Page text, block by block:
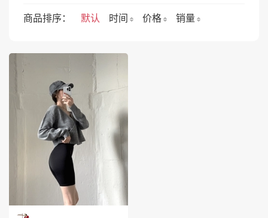
商品排序： 默认 时间 价格 销量